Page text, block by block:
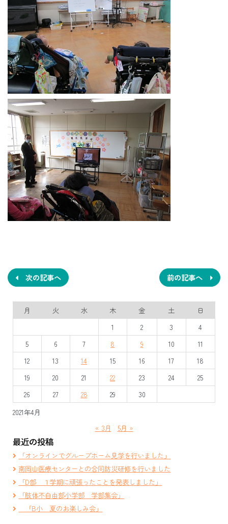
稿
ナ
ビ
ゲ
ー
シ
ョ
ン
前の記事へ
次の記事へ
2021年4月
月 火 水 木 金 土
日
1
2 3
4
5
6 7 8 9 10
11
12
13 14 15 16 17
18
19
20 21 22 23 24
25
26
27 28 29 30
« 3月 5月 »
最近の投稿
「オンラインでグループホーム見学を行いました」
南岡山医療センターとの合同防災研修を行いました
「D部 １学期に頑張ったことを発表しました」
「肢体不自由部小学部 学部集会」
「B小 夏のお楽しみ会」